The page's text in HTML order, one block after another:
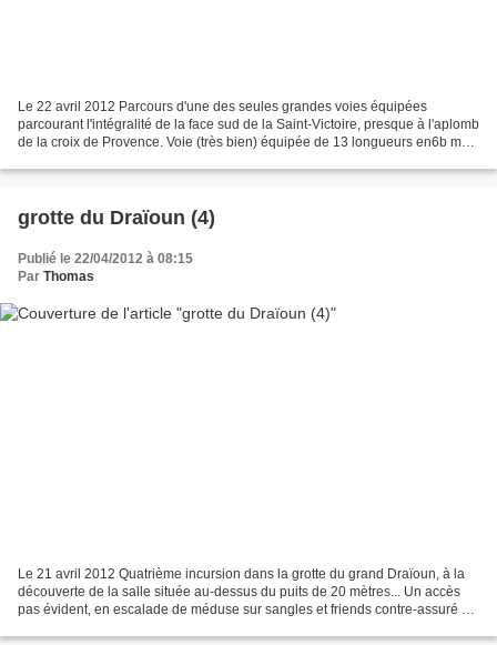
Le 22 avril 2012 Parcours d'une des seules grandes voies équipées
parcourant l'intégralité de la face sud de la Saint-Victoire, presque à l'aplomb
de la croix de Provence. Voie (très bien) équipée de 13 longueurs en6b max
grotte du Draïoun (4)
Publié le 22/04/2012 à 08:15
Par Thomas
Le 21 avril 2012 Quatrième incursion dans la grotte du grand Draïoun, à la
découverte de la salle située au-dessus du puits de 20 mètres... Un accès
pas évident, en escalade de méduse sur sangles et friends contre-assuré à